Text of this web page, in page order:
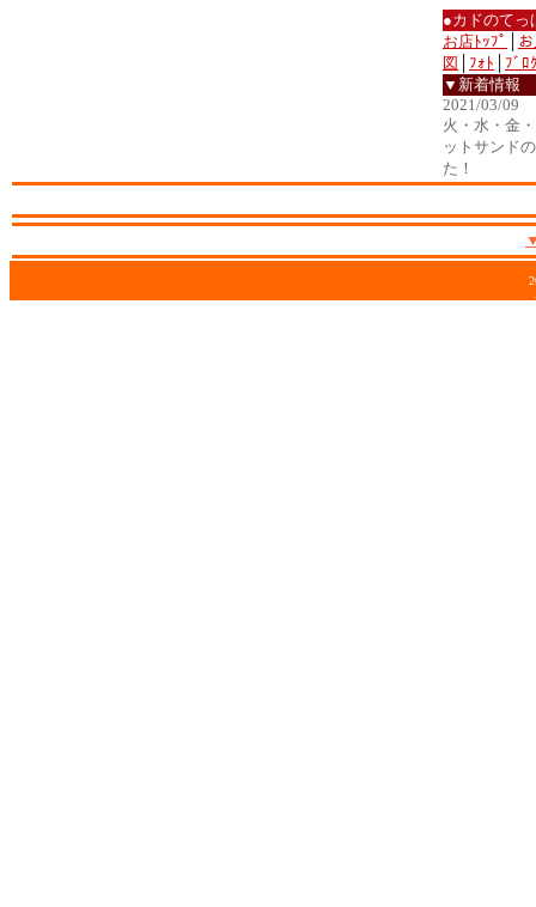
●カドのて
お店ﾄｯﾌﾟ
図
ﾌｫﾄ
ﾌﾞﾛ
▼新着情報
2021/03/09
火・水・金
ットサンド
た！